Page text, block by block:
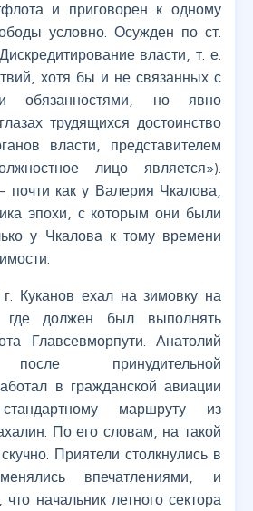
и приговорен к одному
условно. Осужден по ст.
власти, т. е.
хотя бы и не связанных с
обязанностями, но явно
трудящихся достоинство
власти, представителем
лицо является»).
почти как у Валерия Чкалова,
эпохи, с которым они были
у Чкалова к тому времени
Куканов ехал на зимовку на
должен был выполнять
Главсевморпути. Анатолий
принудительной
в гражданской авиации
маршруту из
По его словам, на такой
Приятели столкнулись в
впечатлениями, и
начальник летного сектора